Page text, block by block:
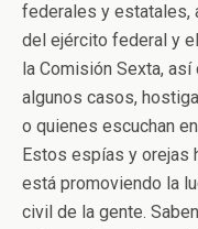
federales y estatales,
del ejército federal y
la Comisión Sexta,
algunos casos,
o quienes escuchan
Estos espías y orejas
está promoviendo la
civil de la gente.